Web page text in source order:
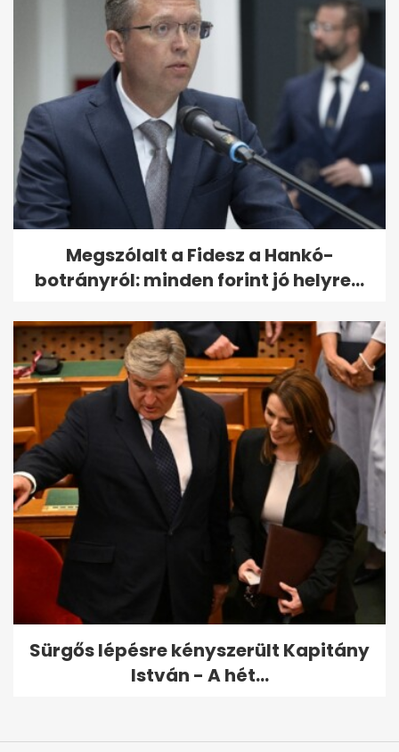
Megszólalt a Fidesz a Hankó-
botrányról: minden forint jó helyre...
Sürgős lépésre kényszerült Kapitány
István - A hét...